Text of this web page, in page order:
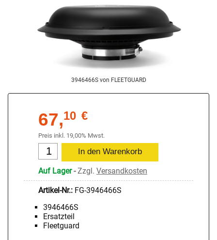
3946466S von FLEETGUARD
67,10 €
Preis inkl. 19,00% Mwst.
Auf Lager-Zzgl. Versandkosten
Artikel-Nr.: FG-3946466S
3946466S
Ersatzteil
Fleetguard